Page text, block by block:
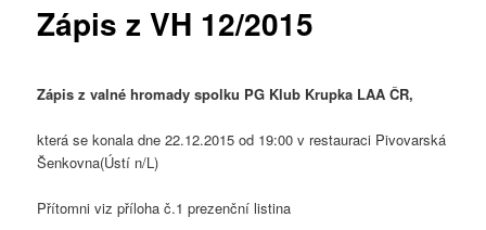
Zápis z VH 12/2015
Zápis z valné hromady spolku PG Klub Krupka LAA ČR,
která se konala dne 22.12.2015 od 19:00 v restauraci Pivovarská
Šenkovna(Ústí n/L)
Přítomni viz příloha č.1 prezenční listina